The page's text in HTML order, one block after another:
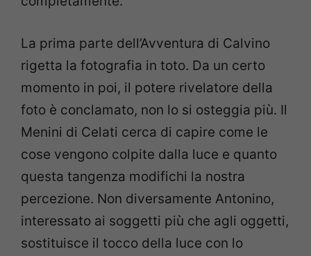
La prima parte dell’Avventura di Calvino
rigetta la fotografia in toto. Da un certo
momento in poi, il potere rivelatore della
foto è conclamato, non lo si osteggia più. Il
Menini di Celati cerca di capire come le
cose vengono colpite dalla luce e quanto
questa tangenza modifichi la nostra
percezione. Non diversamente Antonino,
interessato ai soggetti più che agli oggetti,
sostituisce il tocco della luce con lo